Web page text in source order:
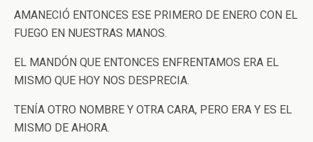
AMANECIÓ ENTONCES ESE PRIMERO DE ENERO CON EL
FUEGO EN NUESTRAS MANOS.
EL MANDÓN QUE ENTONCES ENFRENTAMOS ERA EL
MISMO QUE HOY NOS DESPRECIA.
TENÍA OTRO NOMBRE Y OTRA CARA, PERO ERA Y ES EL
MISMO DE AHORA.